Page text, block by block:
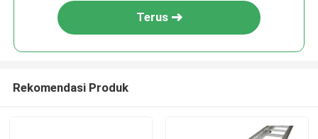
Terus
Rekomendasi Produk